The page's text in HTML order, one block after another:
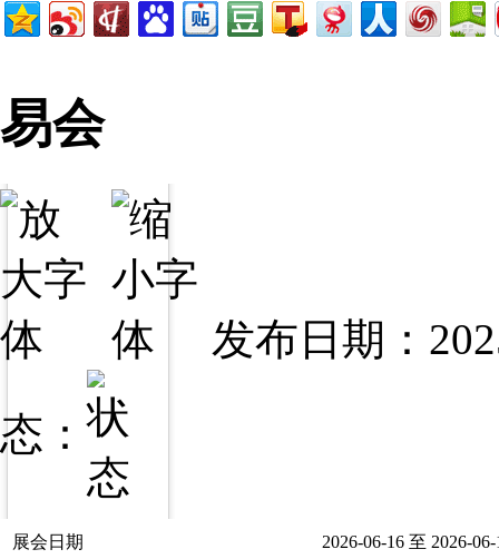
易会
发布日期：
态：
展会日期 2026-06-16 至 2026-06-